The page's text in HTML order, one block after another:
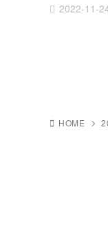
2022-11-
HOME